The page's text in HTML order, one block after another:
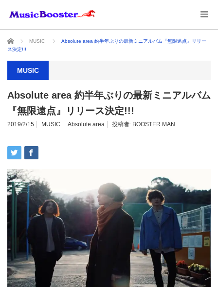
ホーム MUSIC
Absolute area 約半年ぶりの最新ミニアルバム『無限遠点』リリー
ス決定!!!
MUSIC
Absolute area 約半年ぶりの最新ミニアルバム
『無限遠点』リリース決定!!!
2019/2/15 MUSIC Absolute area 投稿者: BOOSTER MAN